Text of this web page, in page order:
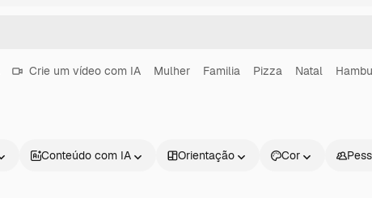
Crie um vídeo com IA Mulher Familia Pizza Natal
Conteúdo com IA Orientação Cor